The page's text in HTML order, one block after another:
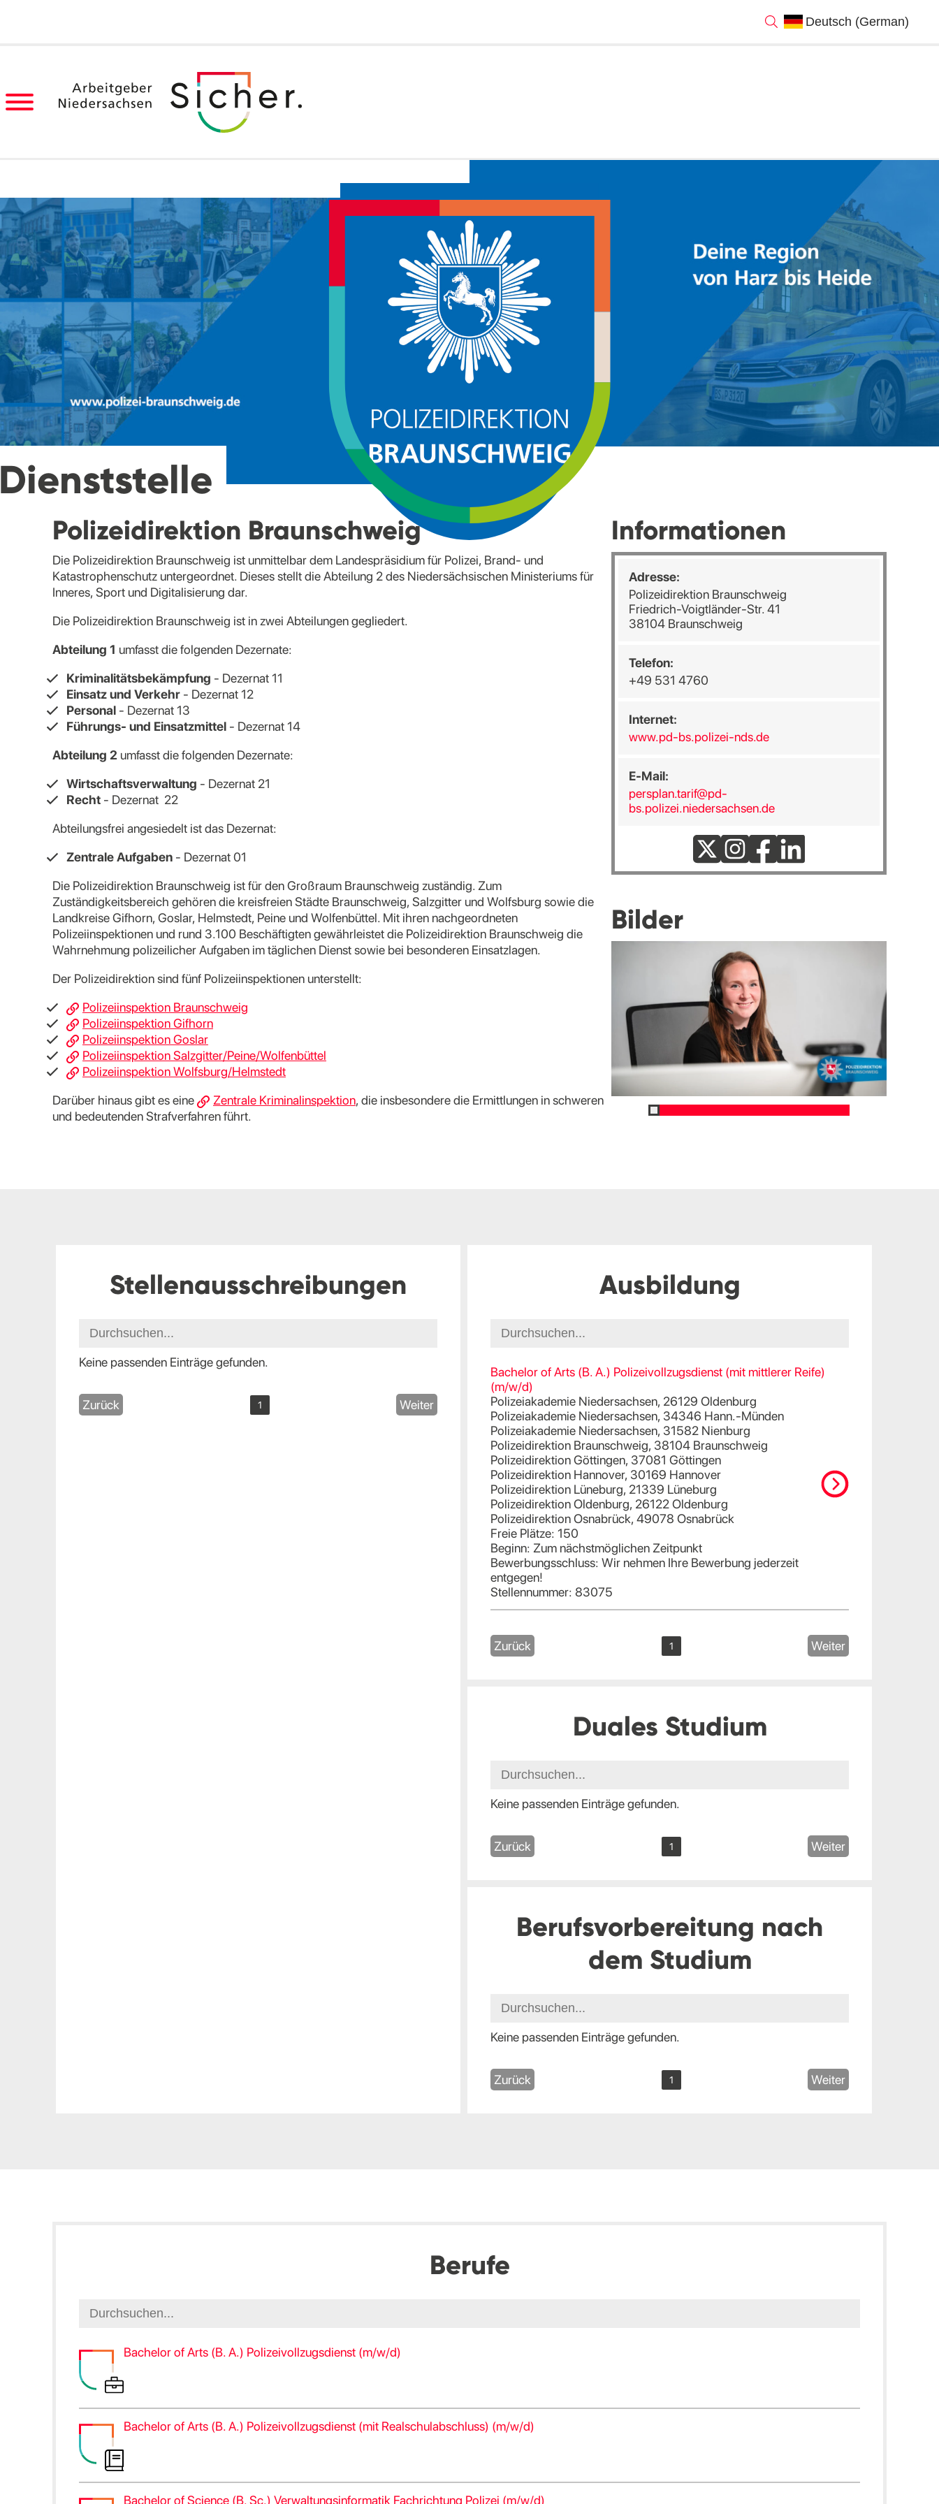
Polizeidirektion Braunschweig
Die Polizeidirektion Braunschweig ist unmittelbar dem Landespräsidium für Polizei, Brand- und
Katastrophenschutz untergeordnet. Dieses stellt die Abteilung 2 des Niedersächsischen Ministeriums für
Inneres, Sport und Digitalisierung dar.
Die Polizeidirektion Braunschweig ist in zwei Abteilungen gegliedert.
Abteilung 1 umfasst die folgenden Dezernate:
Kriminalitätsbekämpfung - Dezernat 11
Einsatz und Verkehr - Dezernat 12
Personal - Dezernat 13
Führungs- und Einsatzmittel - Dezernat 14
Abteilung 2 umfasst die folgenden Dezernate:
Wirtschaftsverwaltung - Dezernat 21
Recht - Dezernat 22
Abteilungsfrei angesiedelt ist das Dezernat:
Zentrale Aufgaben - Dezernat 01
Die Polizeidirektion Braunschweig ist für den Großraum Braunschweig zuständig. Zum
Zuständigkeitsbereich gehören die kreisfreien Städte Braunschweig, Salzgitter und Wolfsburg sowie die
Landkreise Gifhorn, Goslar, Helmstedt, Peine und Wolfenbüttel. Mit ihren nachgeordneten
Polizeiinspektionen und rund 3.100 Beschäftigten gewährleistet die Polizeidirektion Braunschweig die
Wahrnehmung polizeilicher Aufgaben im täglichen Dienst sowie bei besonderen Einsatzlagen.
Der Polizeidirektion sind fünf Polizeiinspektionen unterstellt:
Polizeiinspektion Braunschweig
Polizeiinspektion Gifhorn
Polizeiinspektion Goslar
Polizeiinspektion Salzgitter/Peine/Wolfenbüttel
Polizeiinspektion Wolfsburg/Helmstedt
Darüber hinaus gibt es eine
Zentrale Kriminalinspektion, die insbesondere die Ermittlungen in schweren
und bedeutenden Strafverfahren führt.
Informationen
Adresse:
Polizeidirektion Braunschweig
Friedrich-Voigtländer-Str. 41
38104 Braunschweig
Telefon:
+49 531 4760
Internet:
www.pd-bs.polizei-nds.de
E-Mail:
persplan.tarif@pd-
bs.polizei.niedersachsen.de
Bilder
Stellenausschreibungen
Keine passenden Einträge gefunden.
Zurück 1 Weiter
Ausbildung
Bachelor of Arts (B. A.) Polizeivollzugsdienst (mit mittlerer Reife)
(m/w/d)
Polizeiakademie Niedersachsen, 26129 Oldenburg
Polizeiakademie Niedersachsen, 34346 Hann.-Münden
Polizeiakademie Niedersachsen, 31582 Nienburg
Polizeidirektion Braunschweig, 38104 Braunschweig
Polizeidirektion Göttingen, 37081 Göttingen
Polizeidirektion Hannover, 30169 Hannover
Polizeidirektion Lüneburg, 21339 Lüneburg
Polizeidirektion Oldenburg, 26122 Oldenburg
Polizeidirektion Osnabrück, 49078 Osnabrück
Freie Plätze: 150
Beginn: Zum nächstmöglichen Zeitpunkt
Bewerbungsschluss: Wir nehmen Ihre Bewerbung jederzeit
entgegen!
Stellennummer: 83075
Zurück 1 Weiter
Duales Studium
Keine passenden Einträge gefunden.
Zurück 1 Weiter
Berufsvorbereitung nach
dem Studium
Keine passenden Einträge gefunden.
Zurück 1 Weiter
Berufe
Bachelor of Arts (B. A.) Polizeivollzugsdienst (m/w/d)
Bachelor of Arts (B. A.) Polizeivollzugsdienst (mit Realschulabschluss) (m/w/d)
Bachelor of Science (B. Sc.) Verwaltungsinformatik Fachrichtung Polizei (m/w/d)